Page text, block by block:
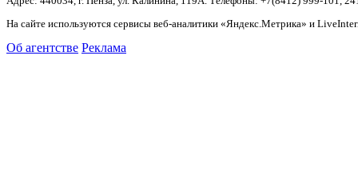
На сайте используются сервисы веб-аналитики «Яндекс.Метрика» и
Об агентстве Реклама